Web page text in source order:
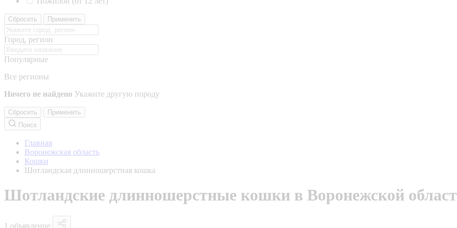
Сбросить Применить
Город, регион
Популярные
Все регионы
Ничего не найдено Укажите другую породу
Сбросить
Применить
Поиск
Главная
Воронежская область
Кошки
Шотландская длинношерстная кошка
Шотландские длинношерстные кошки в Воронежской
1 объявление